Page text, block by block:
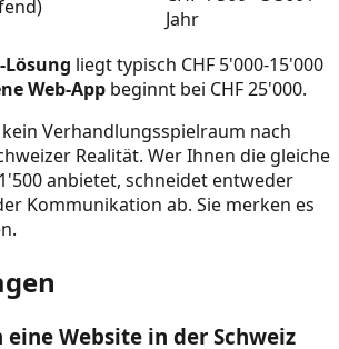
Jahr
Lösung liegt typisch CHF 5'000-15'000
Web-App beginnt bei CHF 25'000.
Verhandlungsspielraum nach
Realität. Wer Ihnen die gleiche
anbietet, schneidet entweder
Kommunikation ab. Sie merken es
Website in der Schweiz